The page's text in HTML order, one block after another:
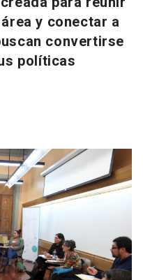
y conectar a
convertirse
políticas